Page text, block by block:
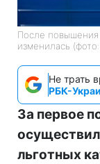
После повышения
изменилась
Не трать
РБК-
За первое
льготных